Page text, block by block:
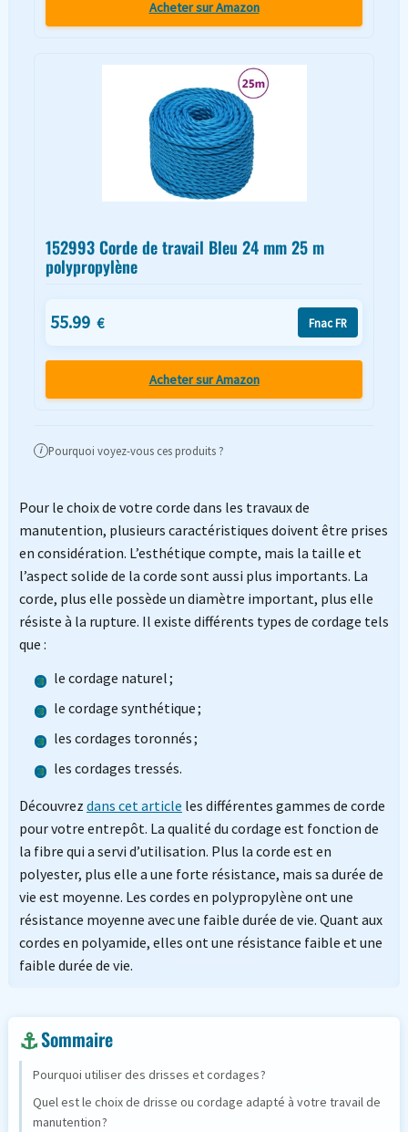
Acheter sur Amazon
152993 Corde de travail Bleu 24 mm 25 m
polypropylène
55.99 € Fnac FR
Acheter sur Amazon
i Pourquoi voyez-vous ces produits ?
Pour le choix de votre corde dans les travaux de
manutention, plusieurs caractéristiques doivent être prises
en considération. L’esthétique compte, mais la taille et
l’aspect solide de la corde sont aussi plus importants. La
corde, plus elle possède un diamètre important, plus elle
résiste à la rupture. Il existe différents types de cordage tels
que :
le cordage naturel ;
le cordage synthétique ;
les cordages toronnés ;
les cordages tressés.
Découvrez dans cet article les différentes gammes de corde
pour votre entrepôt. La qualité du cordage est fonction de
la fibre qui a servi d’utilisation. Plus la corde est en
polyester, plus elle a une forte résistance, mais sa durée de
vie est moyenne. Les cordes en polypropylène ont une
résistance moyenne avec une faible durée de vie. Quant aux
cordes en polyamide, elles ont une résistance faible et une
faible durée de vie.
Sommaire
Pourquoi utiliser des drisses et cordages ?
Quel est le choix de drisse ou cordage adapté à votre travail de
manutention ?